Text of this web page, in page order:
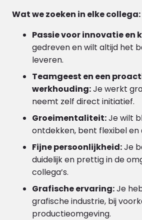
Wat we zoeken in elke collega:
Passie voor innovatie en
gedreven en wilt altijd het
leveren.
Teamgeest en een
werkhouding:Je werkt
neemt zelf direct initiatief.
Groeimentaliteit:Je wilt
ontdekken, bent flexibel
Fijne persoonlijkheid:Je
duidelijk en prettig in de
collega’s.
Grafische ervaring:Je
grafische industrie, bij
productieomgeving.